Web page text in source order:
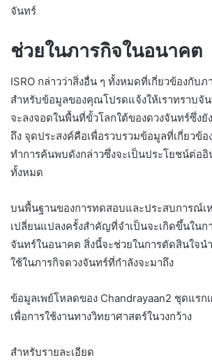
จันทร์
ช่วยในภารกิจในอนาคต
ISRO กล่าวว่าสิ่งอื่น ๆ ทั้งหมดที่เกี่ยวข้องกับ
สำหรับข้อมูลของคุณโปรดแจ้งให้เราทราบจั
จะลงจอดในพื้นที่ขั้วโลกใต้ของดวงจันทร์ซึ่งยั
ถึง จุดประสงค์คือเพื่อรวบรวมข้อมูลที่เกี่ยวข้
ทำการค้นพบดังกล่าวซึ่งจะเป็นประโยชน์ต่อ
ทั้งหมด
บนพื้นฐานของการทดสอบและประสบการณ์เ
เปลี่ยนแปลงครั้งสำคัญที่จำเป็นจะเกิดขึ้นในก
จันทร์ในอนาคต สิ่งนี้จะช่วยในการตัดสินใจน
ใช้ในภารกิจดวงจันทร์ที่กำลังจะมาถึง
ข้อมูลเพย์โหลดของ Chandrayaan2 ชุดแรก
เพื่อการใช้งานทางวิทยาศาสตร์ในวงกว้าง
สำหรับรายละเอียด